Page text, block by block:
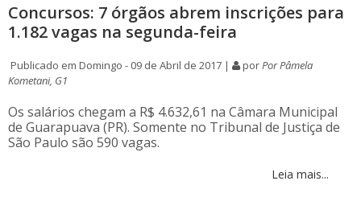
Concursos: 7 órgãos abrem inscrições para
1.182 vagas na segunda-feira
Publicado em Domingo - 09 de Abril de 2017 | porPor Pâmela
Kometani, G1
Os salários chegam a R$ 4.632,61 na Câmara Municipal
de Guarapuava (PR). Somente no Tribunal de Justiça de
São Paulo são 590 vagas.
Leia mais...